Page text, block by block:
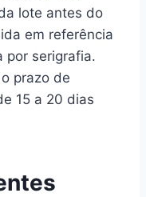
lote antes do
em referência
por serigrafia.
prazo de
15 a 20 dias